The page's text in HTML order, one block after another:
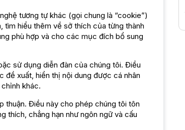
tương tự khác (gọi chung là “cookie”)
tìm hiểu thêm về sở thích của từng thành
phù hợp và cho các mục đích bổ sung
sử dụng diễn đàn của chúng tôi. Điều
xuất, hiển thị nội dung được cá nhân
khác.
Điều này cho phép chúng tôi tôn
thích, chẳng hạn như ngôn ngữ và cấu